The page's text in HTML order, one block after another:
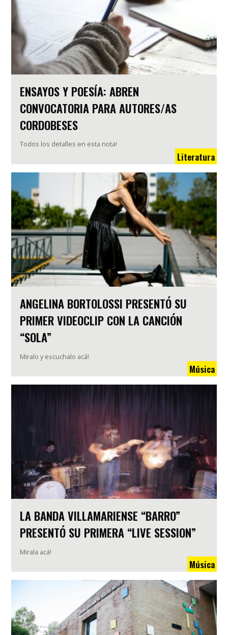
ENSAYOS Y POESÍA: ABREN
CONVOCATORIA PARA AUTORES/AS
CORDOBESES
Todos los detalles en esta nota!
Literatura
ANGELINA BORTOLOSSI PRESENTÓ SU
PRIMER VIDEOCLIP CON LA CANCIÓN
“SOLA”
Miralo y escuchalo acá!
Música
LA BANDA VILLAMARIENSE “BARRO”
PRESENTÓ SU PRIMERA “LIVE SESSION”
Mirala acá!
Música